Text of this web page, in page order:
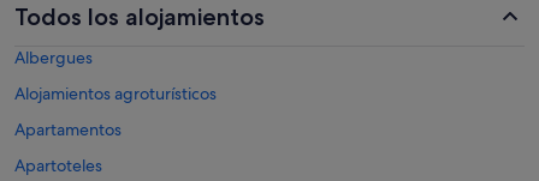
Todos los alojamientos
Albergues
Alojamientos agroturísticos
Apartamentos
Apartoteles